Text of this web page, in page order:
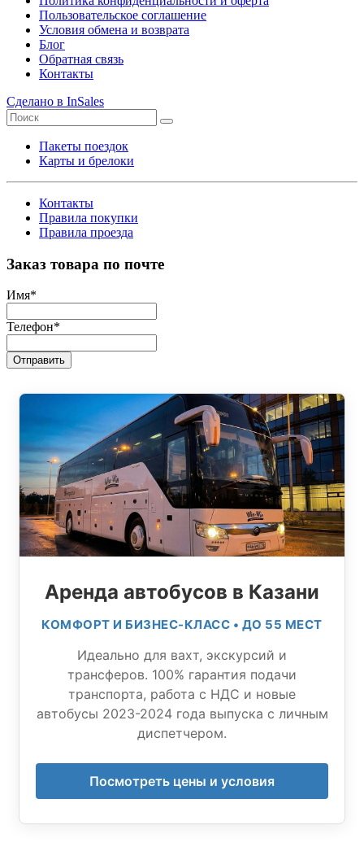
Пользовательское соглашение
Условия обмена и возврата
Блог
Обратная связь
Контакты
Сделано в InSales
Пакеты поездок
Карты и брелоки
Контакты
Правила покупки
Правила проезда
Заказ товара по почте
Имя*
Телефон*
Отправить
Аренда автобусов в Казани
КОМФОРТ И БИЗНЕС-КЛАСС • ДО 55 МЕСТ
Идеально для вахт, экскурсий и
трансферов. 100% гарантия подачи
транспорта, работа с НДС и новые
автобусы 2023-2024 года выпуска с личным
диспетчером.
Посмотреть цены и условия